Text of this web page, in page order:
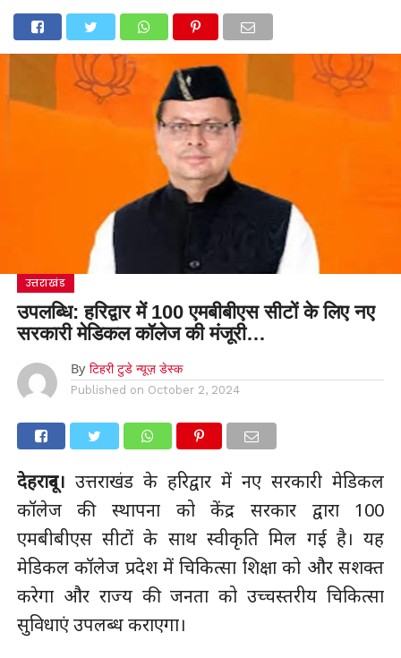
उत्तराखंड
उपलब्धि: हरिद्वार में 100 एमबीबीएस सीटों के लिए नए
सरकारी मेडिकल कॉलेज की मंजूरी…
By टिहरी टुडे न्यूज़ डेस्क
Published on October 2, 2024
देहरादून। उत्तराखंड के हरिद्वार में नए सरकारी मेडिकल
कॉलेज की स्थापना को केंद्र सरकार द्वारा 100
एमबीबीएस सीटों के साथ स्वीकृति मिल गई है। यह
मेडिकल कॉलेज प्रदेश में चिकित्सा शिक्षा को और सशक्त
करेगा और राज्य की जनता को उच्चस्तरीय चिकित्सा
सुविधाएं उपलब्ध कराएगा।